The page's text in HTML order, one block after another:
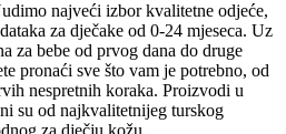
najveći izbor kvalitetne odjeće,
za dječake od 0-24 mjeseca. Uz
za bebe od prvog dana do druge
pronaći sve što vam je potrebno, od
nespretnih koraka. Proizvodi u
su od najkvalitetnijeg turskog
za dječju kožu.